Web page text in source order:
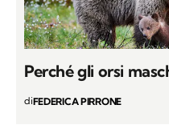
Perché gli orsi
diFEDERICA PIRRONE